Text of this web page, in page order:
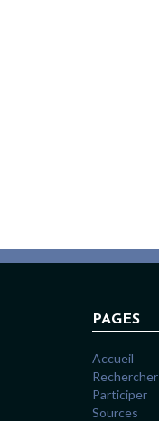
PAGES
Accueil
Rechercher
Participer
Sources